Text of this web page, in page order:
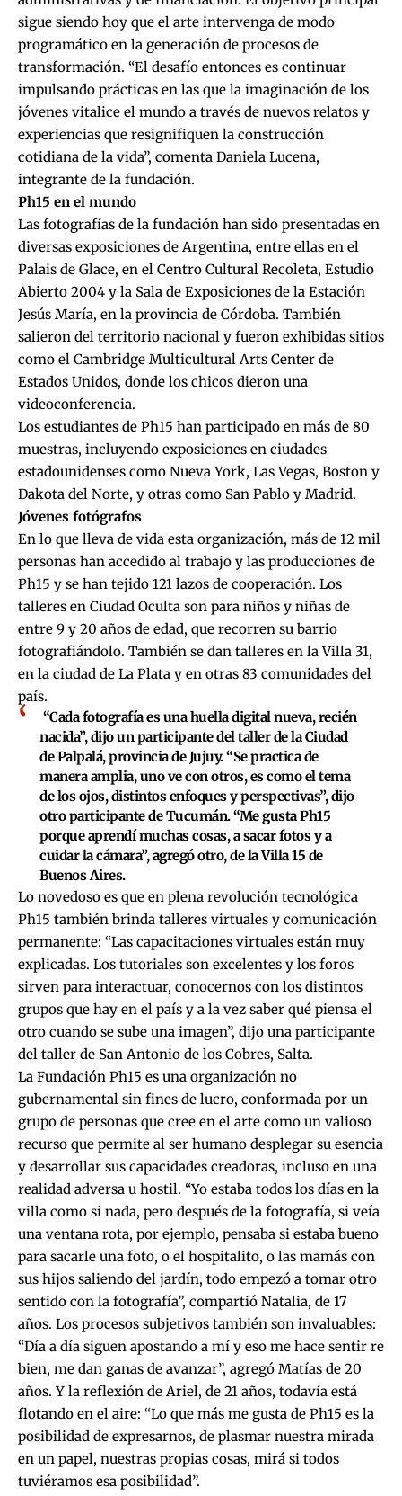
sigue siendo hoy que el arte intervenga de modo
programático en la generación de procesos de
transformación. “El desafío entonces es continuar
impulsando prácticas en las que la imaginación de los
jóvenes vitalice el mundo a través de nuevos relatos y
experiencias que resignifiquen la construcción
cotidiana de la vida”, comenta Daniela Lucena,
integrante de la fundación.
Ph15 en el mundo
Las fotografías de la fundación han sido presentadas en
diversas exposiciones de Argentina, entre ellas en el
Palais de Glace, en el Centro Cultural Recoleta, Estudio
Abierto 2004 y la Sala de Exposiciones de la Estación
Jesús María, en la provincia de Córdoba. También
salieron del territorio nacional y fueron exhibidas sitios
como el Cambridge Multicultural Arts Center de
Estados Unidos, donde los chicos dieron una
videoconferencia.
Los estudiantes de Ph15 han participado en más de 80
muestras, incluyendo exposiciones en ciudades
estadounidenses como Nueva York, Las Vegas, Boston y
Dakota del Norte, y otras como San Pablo y Madrid.
Jóvenes fotógrafos
En lo que lleva de vida esta organización, más de 12 mil
personas han accedido al trabajo y las producciones de
Ph15 y se han tejido 121 lazos de cooperación. Los
talleres en Ciudad Oculta son para niños y niñas de
entre 9 y 20 años de edad, que recorren su barrio
fotografiándolo. También se dan talleres en la Villa 31,
en la ciudad de La Plata y en otras 83 comunidades del
país.
“Cada fotografía es una huella digital nueva, recién
nacida”, dijo un participante del taller de la Ciudad
de Palpalá, provincia de Jujuy. “Se practica de
manera amplia, uno ve con otros, es como el tema
de los ojos, distintos enfoques y perspectivas”, dijo
otro participante de Tucumán. “Me gusta Ph15
porque aprendí muchas cosas, a sacar fotos y a
cuidar la cámara”, agregó otro, de la Villa 15 de
Buenos Aires.
Lo novedoso es que en plena revolución tecnológica
Ph15 también brinda talleres virtuales y comunicación
permanente: “Las capacitaciones virtuales están muy
explicadas. Los tutoriales son excelentes y los foros
sirven para interactuar, conocernos con los distintos
grupos que hay en el país y a la vez saber qué piensa el
otro cuando se sube una imagen”, dijo una participante
del taller de San Antonio de los Cobres, Salta.
La Fundación Ph15 es una organización no
gubernamental sin fines de lucro, conformada por un
grupo de personas que cree en el arte como un valioso
recurso que permite al ser humano desplegar su esencia
y desarrollar sus capacidades creadoras, incluso en una
realidad adversa u hostil. “Yo estaba todos los días en la
villa como si nada, pero después de la fotografía, si veía
una ventana rota, por ejemplo, pensaba si estaba bueno
para sacarle una foto, o el hospitalito, o las mamás con
sus hijos saliendo del jardín, todo empezó a tomar otro
sentido con la fotografía”, compartió Natalia, de 17
años. Los procesos subjetivos también son invaluables:
“Día a día siguen apostando a mí y eso me hace sentir re
bien, me dan ganas de avanzar”, agregó Matías de 20
años. Y la reflexión de Ariel, de 21 años, todavía está
flotando en el aire: “Lo que más me gusta de Ph15 es la
posibilidad de expresarnos, de plasmar nuestra mirada
en un papel, nuestras propias cosas, mirá si todos
tuviéramos esa posibilidad”.